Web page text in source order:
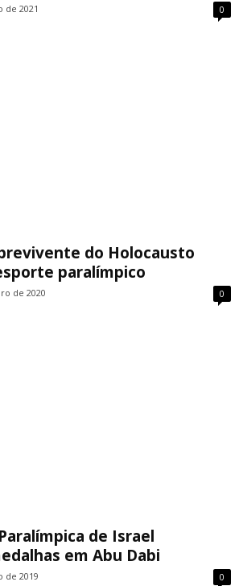
de 2021 0
do Holocausto
paralímpico
de 2020 0
de Israel
em Abu Dabi
de 2019 0